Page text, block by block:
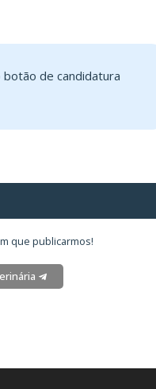
de candidatura
que publicarmos!